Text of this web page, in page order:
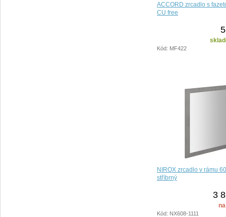
ACCORD zrcadlo s
CU free
Kód: MF422
NIROX zrcadlo v rámu
stříbrný
3
Kód: NX608-1111